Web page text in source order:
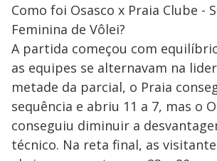
Como foi Osasco x Praia Clube -
Feminina de Vôlei?
A partida começou com
as equipes se alternavam na
metade da parcial, o Praia
sequência e abriu 11 a 7, mas o
conseguiu diminuir a
técnico. Na reta final, as